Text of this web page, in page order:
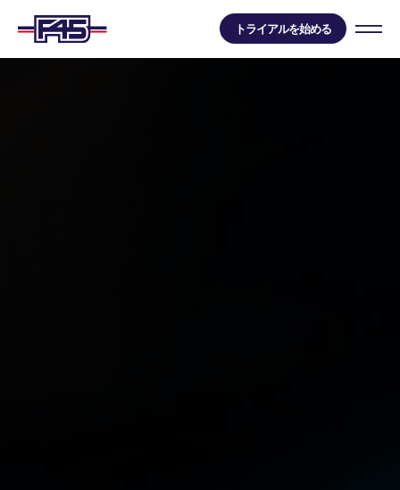
トライアルを始める